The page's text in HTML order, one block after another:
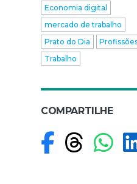
Economia digital
mercado de trabalho
Prato do Dia
Trabalho
COMPARTILHE